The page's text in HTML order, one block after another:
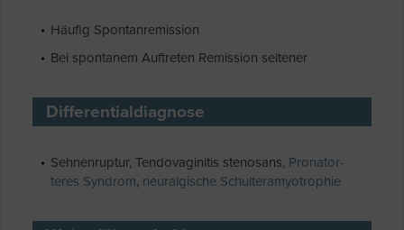
Häufig Spontanremission
Bei spontanem Auftreten Remission seltener
Differentialdiagnose
Sehnenruptur, Tendovaginitis stenosans, Pronator-
teres Syndrom, neuralgische Schulteramyotrophie